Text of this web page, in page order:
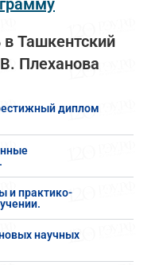
в Ташкентский
Плеханова
диплом
и практико-
научных